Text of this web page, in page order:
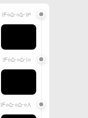
۱۴۰۵-۰۵-۱۳
۱۴۰۵-۰۵-۱۰
۱۴۰۵-۰۵-۰۸